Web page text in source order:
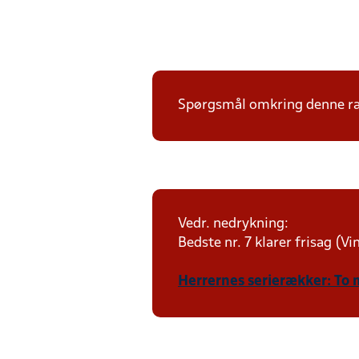
Spørgsmål omkring denne
Vedr. nedrykning:
Bedste nr. 7 klarer frisag
Herrernes serierækker: To